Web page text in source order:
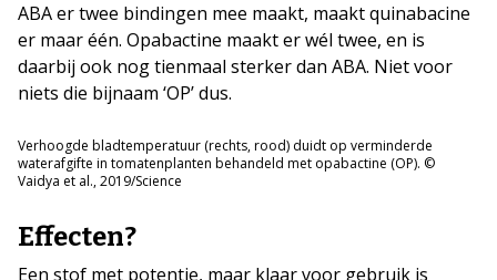
ABA er twee bindingen mee maakt, maakt quinabacine
er maar één. Opabactine maakt er wél twee, en is
daarbij ook nog tienmaal sterker dan ABA. Niet voor
niets die bijnaam ‘OP’ dus.
Verhoogde bladtemperatuur (rechts, rood) duidt op verminderde
waterafgifte in tomatenplanten behandeld met opabactine (OP). ©
Vaidya et al., 2019/Science
Effecten?
Een stof met potentie, maar klaar voor gebruik is